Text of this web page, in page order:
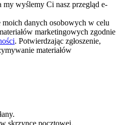
my wyślemy Ci nasz przegląd e-
moich danych osobowych w celu
marketingowych zgodnie
. Potwierdzając zgłoszenie,
materiałów
skrzynce pocztowej.